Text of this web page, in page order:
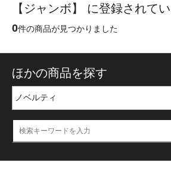
【ジャンボ】 に登録されて
0件の商品が見つかりました
ほかの商品を探す